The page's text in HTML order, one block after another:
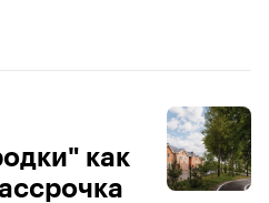
как